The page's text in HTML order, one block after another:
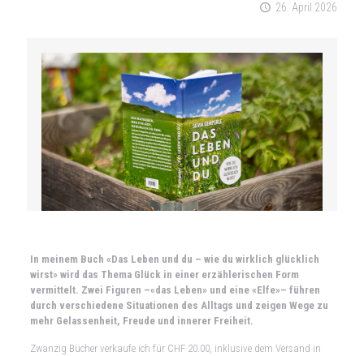
26. April 2026
In meinem Buch «Das Leben und du – wie du wirklich glücklich
wirst» wird das Thema Glück in einer erzählerischen Form
vermittelt. Zwei Figuren –«das Leben» und eine «Elfe»– führen
durch verschiedene Situationen des Alltags und zeigen Wege zu
mehr Gelassenheit, Freude und innerer Freiheit.
Zwanzig Bücher verkaufe ich für CHF 20.00, inklusive dem Versand in